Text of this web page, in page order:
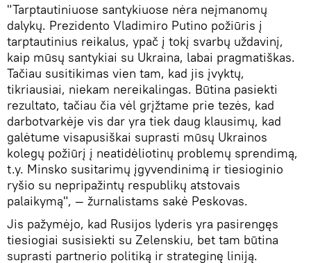
"Tarptautiniuose santykiuose nėra neįmanomų
dalykų. Prezidento Vladimiro Putino požiūris į
tarptautinius reikalus, ypač į tokį svarbų uždavinį,
kaip mūsų santykiai su Ukraina, labai pragmatiškas.
Tačiau susitikimas vien tam, kad jis įvyktų,
tikriausiai, niekam nereikalingas. Būtina pasiekti
rezultato, tačiau čia vėl grįžtame prie tezės, kad
darbotvarkėje vis dar yra tiek daug klausimų, kad
galėtume visapusiškai suprasti mūsų Ukrainos
kolegų požiūrį į neatidėliotinų problemų sprendimą,
t.y. Minsko susitarimų įgyvendinimą ir tiesioginio
ryšio su nepripažintų respublikų atstovais
palaikymą", — žurnalistams sakė Peskovas.
Jis pažymėjo, kad Rusijos lyderis yra pasirengęs
tiesiogiai susisiekti su Zelenskiu, bet tam būtina
suprasti partnerio politiką ir strateginę liniją.